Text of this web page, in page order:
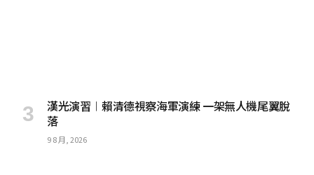
漢光演習︱賴清德視察海軍演練 一架無人機尾翼脫
落
9 8 月, 2026